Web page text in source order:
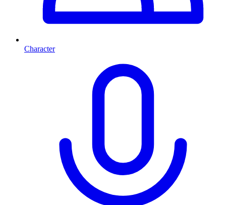
Character